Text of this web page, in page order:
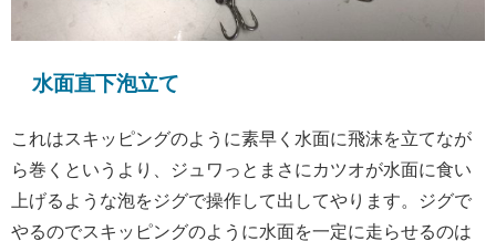
水面直下泡立て
これはスキッピングのように素早く水面に飛沫を立てなが
ら巻くというより、ジュワっとまさにカツオが水面に食い
上げるような泡をジグで操作して出してやります。ジグで
やるのでスキッピングのように水面を一定に走らせるのは